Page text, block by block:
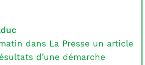
dans La Presse un article
d’une démarche